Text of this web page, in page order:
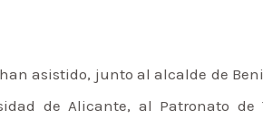
asistido, junto al alcalde de
de Alicante, al Patronato